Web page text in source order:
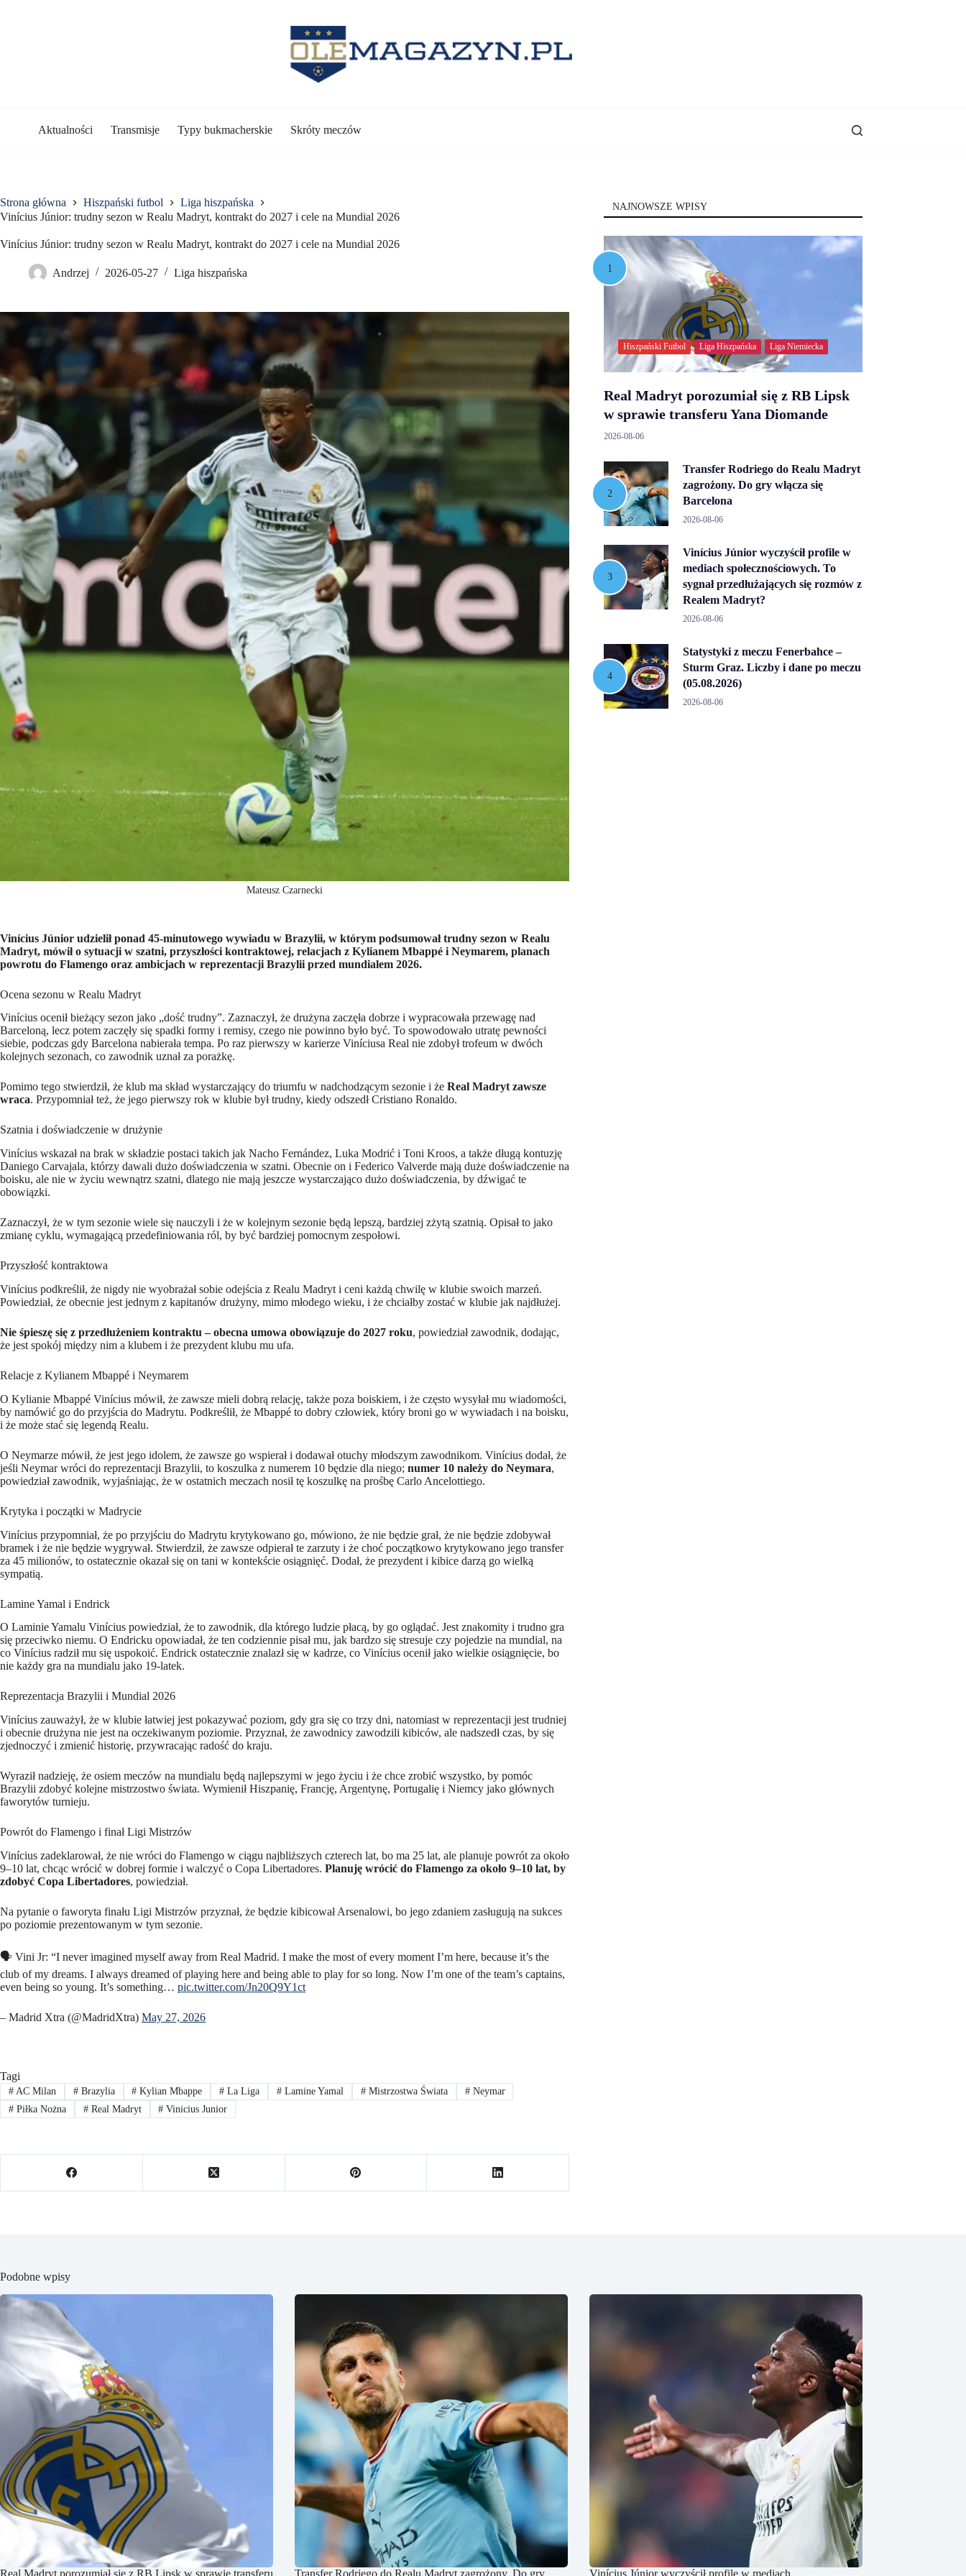
Aktualności Transmisje Typy bukmacherskie Skróty meczów
Strona główna Hiszpański futbol
Liga hiszpańska
Vinícius Júnior: trudny sezon w Realu Madryt, kontrakt do 2027 i cele na Mundial 2026
Vinícius Júnior: trudny sezon w Realu Madryt, kontrakt do 2027 i cele na Mundial 2026
Andrzej 2026-05-27 Liga hiszpańska
Mateusz Czarnecki
Vinícius Júnior udzielił ponad 45‑minutowego wywiadu w Brazylii, w którym podsumował trudny sezon w Realu
Madryt, mówił o sytuacji w szatni, przyszłości kontraktowej, relacjach z Kylianem Mbappé i Neymarem, planach
powrotu do Flamengo oraz ambicjach w reprezentacji Brazylii przed mundialem 2026.
Ocena sezonu w Realu Madryt
Vinícius ocenił bieżący sezon jako „dość trudny”. Zaznaczył, że drużyna zaczęła dobrze i wypracowała przewagę nad
Barceloną, lecz potem zaczęły się spadki formy i remisy, czego nie powinno było być. To spowodowało utratę pewności
siebie, podczas gdy Barcelona nabierała tempa. Po raz pierwszy w karierze Viníciusa Real nie zdobył trofeum w dwóch
kolejnych sezonach, co zawodnik uznał za porażkę.
Pomimo tego stwierdził, że klub ma skład wystarczający do triumfu w nadchodzącym sezonie i że Real Madryt zawsze
wraca. Przypomniał też, że jego pierwszy rok w klubie był trudny, kiedy odszedł Cristiano Ronaldo.
Szatnia i doświadczenie w drużynie
Vinícius wskazał na brak w składzie postaci takich jak Nacho Fernández, Luka Modrić i Toni Kroos, a także długą kontuzję
Daniego Carvajala, którzy dawali dużo doświadczenia w szatni. Obecnie on i Federico Valverde mają duże doświadczenie na
boisku, ale nie w życiu wewnątrz szatni, dlatego nie mają jeszcze wystarczająco dużo doświadczenia, by dźwigać te
obowiązki.
Zaznaczył, że w tym sezonie wiele się nauczyli i że w kolejnym sezonie będą lepszą, bardziej zżytą szatnią. Opisał to jako
zmianę cyklu, wymagającą przedefiniowania ról, by być bardziej pomocnym zespołowi.
Przyszłość kontraktowa
Vinícius podkreślił, że nigdy nie wyobrażał sobie odejścia z Realu Madryt i ceni każdą chwilę w klubie swoich marzeń.
Powiedział, że obecnie jest jednym z kapitanów drużyny, mimo młodego wieku, i że chciałby zostać w klubie jak najdłużej.
Nie śpieszę się z przedłużeniem kontraktu – obecna umowa obowiązuje do 2027 roku, powiedział zawodnik, dodając,
że jest spokój między nim a klubem i że prezydent klubu mu ufa.
Relacje z Kylianem Mbappé i Neymarem
O Kylianie Mbappé Vinícius mówił, że zawsze mieli dobrą relację, także poza boiskiem, i że często wysyłał mu wiadomości,
by namówić go do przyjścia do Madrytu. Podkreślił, że Mbappé to dobry człowiek, który broni go w wywiadach i na boisku,
i że może stać się legendą Realu.
O Neymarze mówił, że jest jego idolem, że zawsze go wspierał i dodawał otuchy młodszym zawodnikom. Vinícius dodał, że
jeśli Neymar wróci do reprezentacji Brazylii, to koszulka z numerem 10 będzie dla niego; numer 10 należy do Neymara,
powiedział zawodnik, wyjaśniając, że w ostatnich meczach nosił tę koszulkę na prośbę Carlo Ancelottiego.
Krytyka i początki w Madrycie
Vinícius przypomniał, że po przyjściu do Madrytu krytykowano go, mówiono, że nie będzie grał, że nie będzie zdobywał
bramek i że nie będzie wygrywał. Stwierdził, że zawsze odpierał te zarzuty i że choć początkowo krytykowano jego transfer
za 45 milionów, to ostatecznie okazał się on tani w kontekście osiągnięć. Dodał, że prezydent i kibice darzą go wielką
sympatią.
Lamine Yamal i Endrick
O Laminie Yamalu Vinícius powiedział, że to zawodnik, dla którego ludzie płacą, by go oglądać. Jest znakomity i trudno gra
się przeciwko niemu. O Endricku opowiadał, że ten codziennie pisał mu, jak bardzo się stresuje czy pojedzie na mundial, na
co Vinícius radził mu się uspokoić. Endrick ostatecznie znalazł się w kadrze, co Vinícius ocenił jako wielkie osiągnięcie, bo
nie każdy gra na mundialu jako 19‑latek.
Reprezentacja Brazylii i Mundial 2026
Vinícius zauważył, że w klubie łatwiej jest pokazywać poziom, gdy gra się co trzy dni, natomiast w reprezentacji jest trudniej
i obecnie drużyna nie jest na oczekiwanym poziomie. Przyznał, że zawodnicy zawodzili kibiców, ale nadszedł czas, by się
zjednoczyć i zmienić historię, przywracając radość do kraju.
Wyraził nadzieję, że osiem meczów na mundialu będą najlepszymi w jego życiu i że chce zrobić wszystko, by pomóc
Brazylii zdobyć kolejne mistrzostwo świata. Wymienił Hiszpanię, Francję, Argentynę, Portugalię i Niemcy jako głównych
faworytów turnieju.
Powrót do Flamengo i finał Ligi Mistrzów
Vinícius zadeklarował, że nie wróci do Flamengo w ciągu najbliższych czterech lat, bo ma 25 lat, ale planuje powrót za około
9–10 lat, chcąc wrócić w dobrej formie i walczyć o Copa Libertadores. Planuję wrócić do Flamengo za około 9–10 lat, by
zdobyć Copa Libertadores, powiedział.
Na pytanie o faworyta finału Ligi Mistrzów przyznał, że będzie kibicował Arsenalowi, bo jego zdaniem zasługują na sukces
po poziomie prezentowanym w tym sezonie.
🗣️ Vini Jr: “I never imagined myself away from Real Madrid. I make the most of every moment I’m here, because it’s the
club of my dreams. I always dreamed of playing here and being able to play for so long. Now I’m one of the team’s captains,
even being so young. It’s something… pic.twitter.com/Jn20Q9Y1ct
– Madrid Xtra (@MadridXtra) May 27, 2026
Tagi
#AC Milan #Brazylia # Kylian Mbappe # La Liga # Lamine Yamal #Mistrzostwa Świata #Neymar
#Piłka Nożna #Real Madryt # Vinicius Junior
NAJNOWSZE WPISY
Hiszpański Futbol Liga Hiszpańska Liga Niemiecka
Real Madryt porozumiał się z RB Lipsk
w sprawie transferu Yana Diomande
2026-08-06
Transfer Rodriego do Realu Madryt
zagrożony. Do gry włącza się
Barcelona
2026-08-06
Vinícius Júnior wyczyścił profile w
mediach społecznościowych. To
sygnał przedłużających się rozmów z
Realem Madryt?
2026-08-06
Statystyki z meczu Fenerbahce –
Sturm Graz. Liczby i dane po meczu
(05.08.2026)
2026-08-06
Podobne wpisy
Real Madryt porozumiał się z RB Lipsk w sprawie transferu Transfer Rodriego do Realu Madryt zagrożony. Do gry Vinícius Júnior wyczyścił profile w mediach